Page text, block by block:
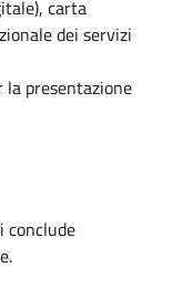
carta
dei servizi
presentazione
conclude